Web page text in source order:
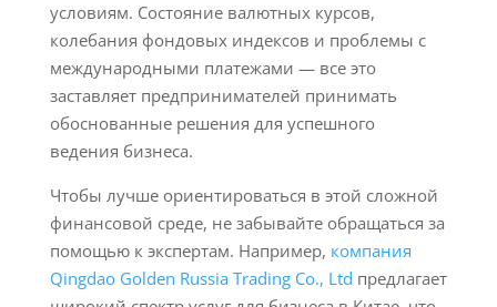
условиям. Состояние валютных курсов,
колебания фондовых индексов и проблемы с
международными платежами — все это
заставляет предпринимателей принимать
обоснованные решения для успешного
ведения бизнеса.
Чтобы лучше ориентироваться в этой сложной
финансовой среде, не забывайте обращаться за
помощью к экспертам. Например, компания
Qingdao Golden Russia Trading Co., Ltd предлагает